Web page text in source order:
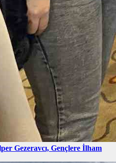
Gezeravcı, Gençlere İlham